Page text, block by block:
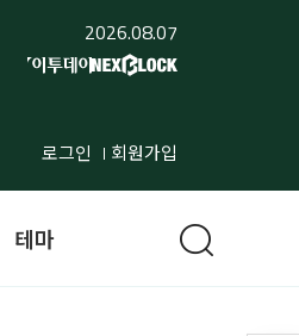
2026.08.07
로그인 회원가입
테마